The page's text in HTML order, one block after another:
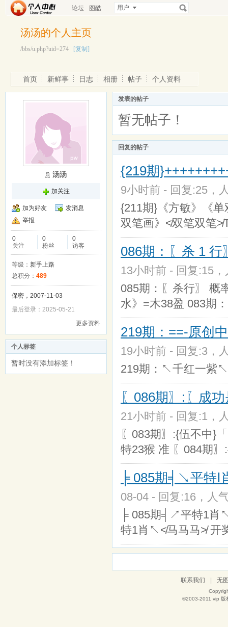
论坛 图酷 用户
汤汤的个人主页
/bbs/u.php?uid=274 [复制]
首页 新鲜事 日志 相册 帖子 个人资料
汤汤
加关注
加为好友
发消息
举报
0
关注
0
粉丝
0
访客
等级： 新手上路
总积分： 489
保密，2007-11-03
最后登录：2025-05-21
更多资料
个人标签
暂时没有添加标签！
发表的帖子
暂无帖子！
回复的帖子
{219期
9小时前 - 回复:25，
{211期}《方敏》《
双笔画》≮双笔双笔
086期：〖杀 1
13小时前 - 回复:15
085期：〖杀行〗 概
水》=木38盈 083期
219期：==-原创
19小时前 - 回复:3，
219期：↖千红一紫↖
〖086期〗:〖成
21小时前 - 回复:1，
〖083期〗:{伍不中}
特23猴 准 〖084期〗
╞ 085期╡↘平特
08-04 - 回复:16，人
╞ 085期╡↗平特1肖
特1肖↖≮马马马≯ 开
联系我们 无
©2003-2011 vip 版